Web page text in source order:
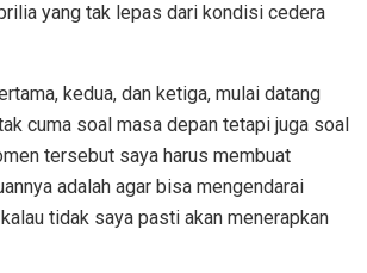
yang tak lepas dari kondisi cedera
kedua, dan ketiga, mulai datang
cuma soal masa depan tetapi juga soal
tersebut saya harus membuat
adalah agar bisa mengendarai
tidak saya pasti akan menerapkan